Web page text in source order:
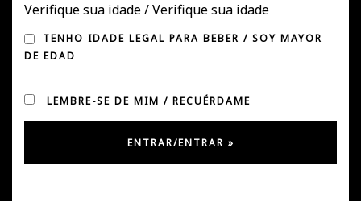
CRESCENDO NA CHINA
Verifique sua idade / Verifique sua idade
TENHO IDADE LEGAL PARA BEBER / SOY MAYOR
DE EDAD
LEMBRE-SE DE MIM / RECUÉRDAME